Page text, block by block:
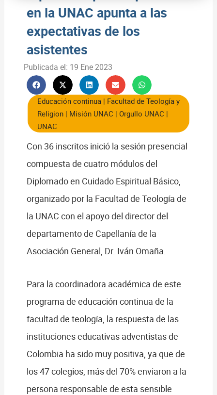
en la UNAC apunta a las
expectativas de los
asistentes
Publicada el: 19 Ene 2023
Educación continua| Facultad de Teología y
Religion| Misión UNAC | Orgullo UNAC |
UNAC
Con 36 inscritos inició la sesión presencial
compuesta de cuatro módulos del
Diplomado en Cuidado Espiritual Básico,
organizado por la Facultad de Teología de
la UNAC con el apoyo del director del
departamento de Capellanía de la
Asociación General, Dr. Iván Omaña.
Para la coordinadora académica de este
programa de educación continua de la
facultad de teología, la respuesta de las
instituciones educativas adventistas de
Colombia ha sido muy positiva, ya que de
los 47 colegios, más del 70% enviaron a la
persona responsable de esta sensible